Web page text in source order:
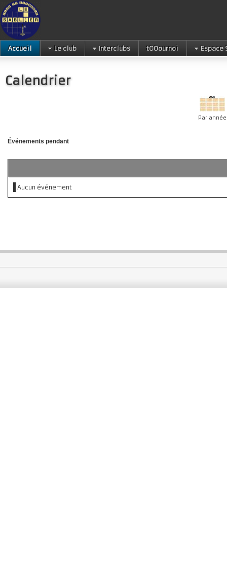
Accueil Le club Interclubs tOOournoi Espace
Calendrier
Par année
Événements pendant
Aucun événement